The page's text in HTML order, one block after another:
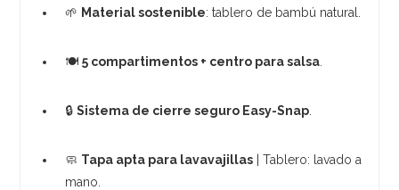
🌱 Material sostenible: tablero de bambú natural.
🍽️5 compartimentos + centro para salsa
🔒Sistema de cierre seguro Easy-Snap
🧼 Tapa apta para lavavajillas | Tablero: lavado a
mano.